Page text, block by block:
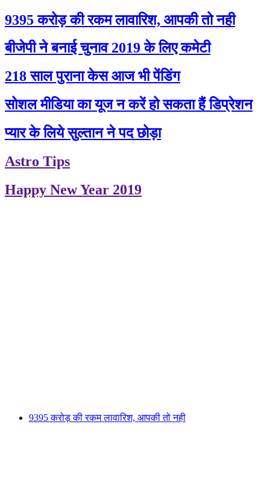
9395 करोड़ की रकम लावारिश, आपकी तो नही
बीजेपी ने बनाई चुनाव 2019 के लिए कमेटी
218 साल पुराना केस आज भी पेंडिंग
सोशल मीडिया का यूज न करें हो सकता हैं डिप्रेशन
प्यार के लिये सुल्तान ने पद छोड़ा
Astro Tips
Happy New Year 2019
9395 करोड़ की रकम लावारिश, आपकी तो नही